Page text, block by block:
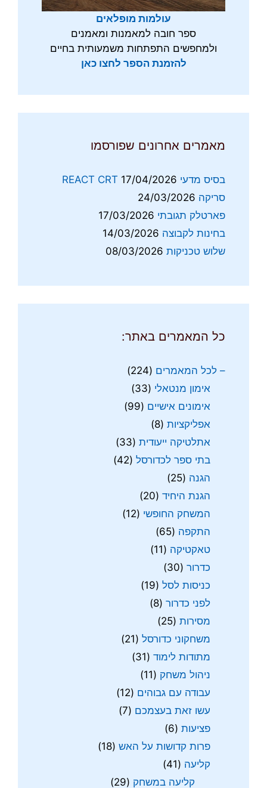
עולמות מופלאים
ספר חובה למאמנות ומאמנים
ולמחפשים התפתחות משמעותית בחיים
להזמנת הספר לחצו כאן
מאמרים אחרונים שפורסמו
בסיס מדעי REACT CRT 17/04/2026
סריקה 24/03/2026
פארטלק תגובתי 17/03/2026
בחינות לקבוצה 14/03/2026
שלוש טכניקות 08/03/2026
כל המאמרים באתר:
– לכל המאמרים (224)
אימון מנטאלי (33)
אימונים אישיים (99)
אפליקציות (8)
אתלטיקה ייעודית (33)
בתי ספר לכדורסל (42)
הגנה (25)
הגנת היחיד (20)
המשחק החופשי (12)
התקפה (65)
טאקטיקה (11)
כדרור (30)
כניסות לסל (19)
לפני כדרור (8)
מסירות (25)
משחקוני כדורסל (21)
מתודות לימוד (31)
ניהול משחק (11)
עבודה עם גבוהים (12)
עשו זאת בעצמכם (7)
פציעות (6)
פרות קדושות על האש (18)
קליעה (41)
קליעה במשחק (29)